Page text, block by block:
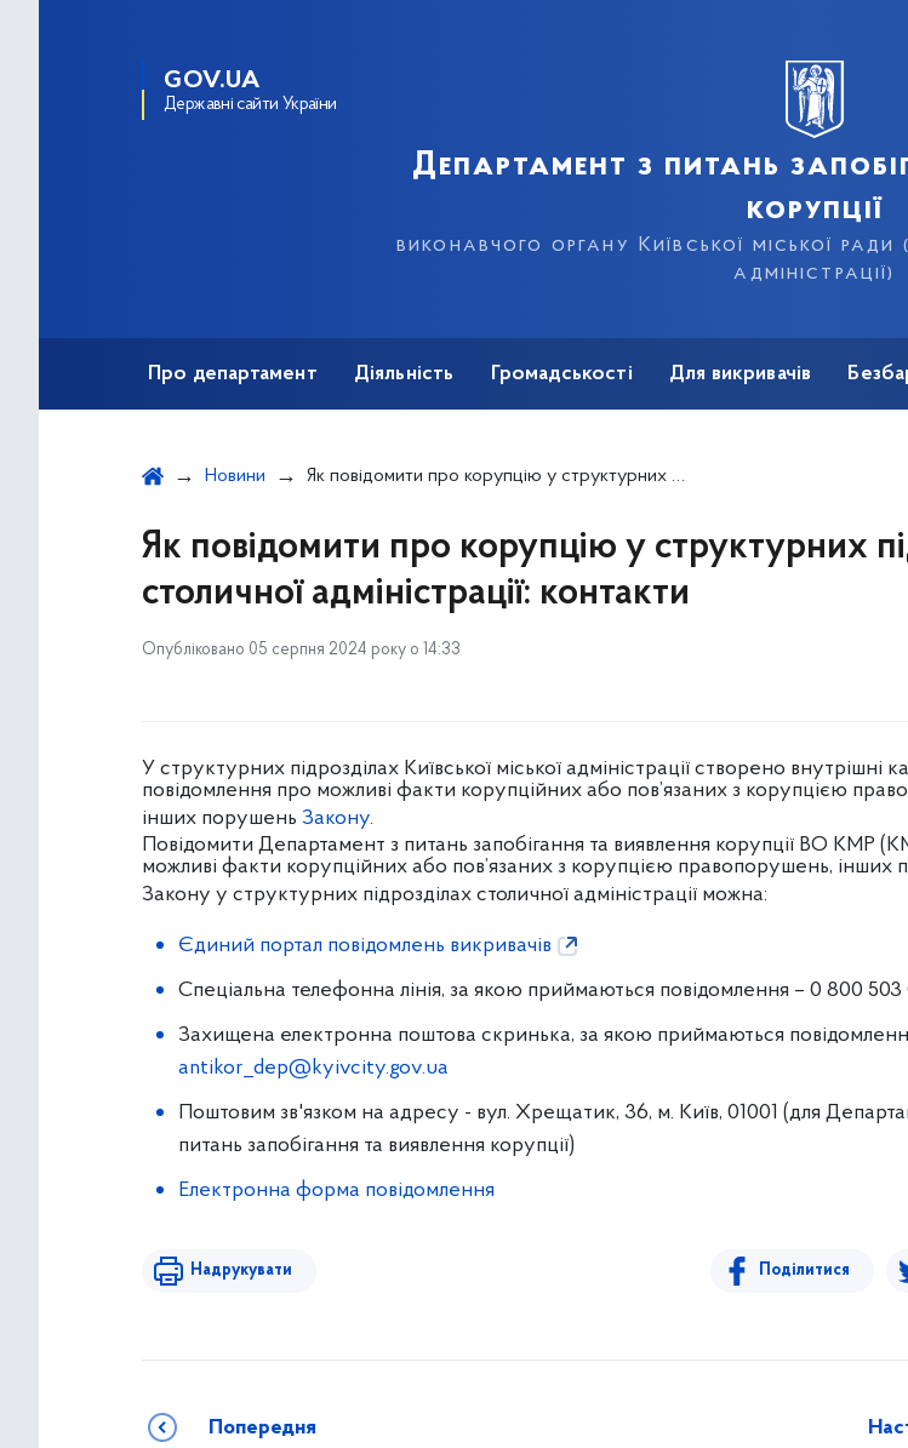
GOV.UA
Державні сайти України
Департамент з питань
корупції
виконавчого органу Київської міської ради
адміністрації)
Про департамент Діяльність Громадськості Для викривачів
Новини Як повідомити про корупцію у структурних підрозділах столичної адміністрації: контакти
Як повідомити про корупцію у структурних
столичної адміністрації: контакти
Опубліковано 05 серпня 2024 року о 14:33
У структурних підрозділах Київської міської адміністрації створено внутрішні
повідомлення про можливі факти корупційних або пов’язаних з корупцією
інших порушень Закону.
Повідомити Департамент з питань запобігання та виявлення корупції ВО КМР
можливі факти корупційних або пов’язаних з корупцією правопорушень, інших
Закону у структурних підрозділах столичної адміністрації можна:
Єдиний портал повідомлень викривачів
Спеціальна телефонна лінія, за якою приймаються повідомлення – 0 800
Захищена електронна поштова скринька, за якою приймаються
antikor_dep@kyivcity.gov.ua
Поштовим зв'язком на адресу - вул. Хрещатик, 36, м. Київ, 01001 (для
питань запобігання та виявлення корупції)
Електронна форма повідомлення
Надрукувати Поділитися
Попередня